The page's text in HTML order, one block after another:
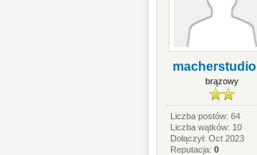
macherstudio
brązowy
Liczba postów: 64
Liczba wątków: 10
Dołączył: Oct 2023
Reputacja:0